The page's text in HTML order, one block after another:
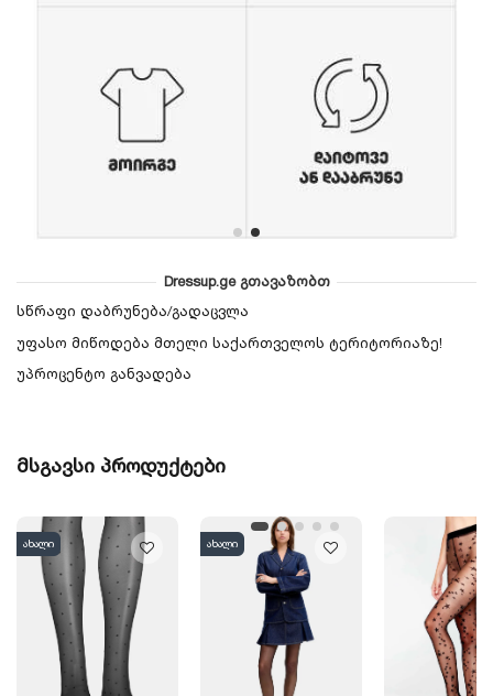
Dressup.ge გთავაზობთ
სწრაფი დაბრუნება/გადაცვლა
უფასო მიწოდება მთელი საქართველოს ტერიტორიაზე!
უპროცენტო განვადება
მსგავსი პროდუქტები
ახალი ახალი